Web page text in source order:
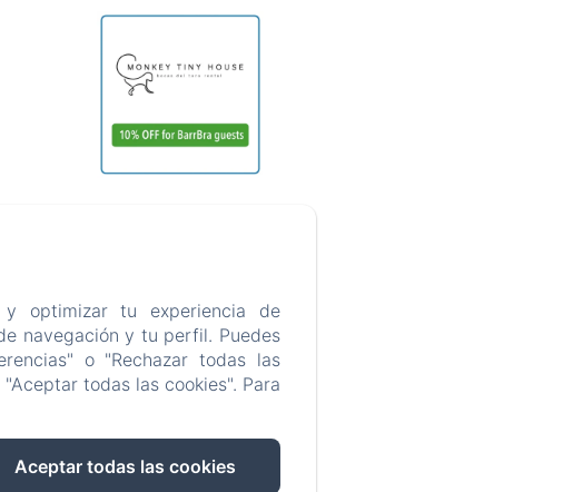
y optimizar tu experiencia de
navegación y tu perfil. Puedes
o "Rechazar todas las
todas las cookies". Para
Aceptar todas las cookies